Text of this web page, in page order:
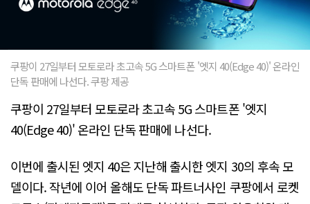
쿠팡이 27일부터 모토로라 초고속 5G 스마트폰 '엣지 40(Edge 40)' 온라인
단독 판매에 나선다. 쿠팡 제공
쿠팡이 27일부터 모토로라 초고속 5G 스마트폰 '엣지
40(Edge 40)' 온라인 단독 판매에 나선다.
이번에 출시된 엣지 40은 지난해 출시한 엣지 30의 후속 모
델이다. 작년에 이어 올해도 단독 파트너사인 쿠팡에서 로켓